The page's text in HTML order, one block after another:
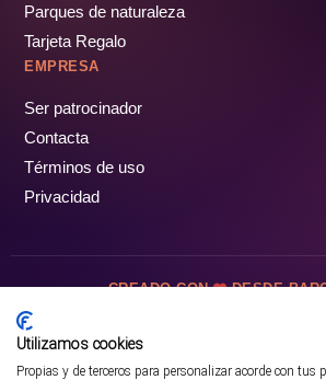
Parques de naturaleza
Tarjeta Regalo
EMPRESA
Ser patrocinador
Contacta
Términos de uso
Privacidad
CREADO CON DESDE
Utilizamos cookies
Propias y de terceros para personalizar acorde con tus